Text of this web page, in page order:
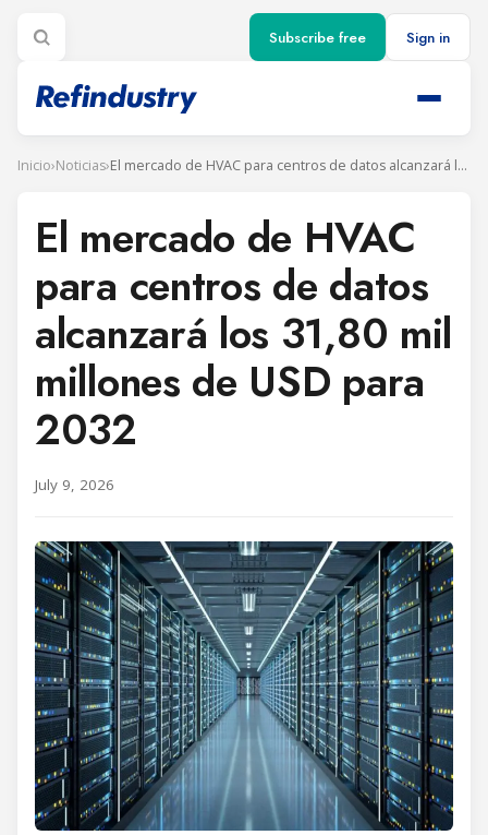
Subscribe free Sign in
Inicio›Noticias› El mercado de HVAC para centros de datos alcanzará los 31,80 mil millones de USD para 2032
El mercado de HVAC
para centros de datos
alcanzará los 31,80 mil
millones de USD para
2032
July 9, 2026